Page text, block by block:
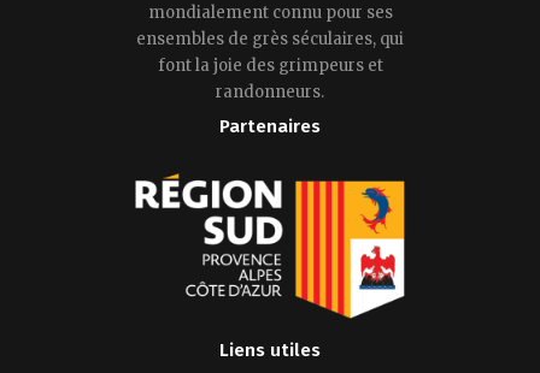
mondialement connu pour ses
ensembles de grès séculaires, qui
font la joie des grimpeurs et
randonneurs.
Partenaires
Liens utiles